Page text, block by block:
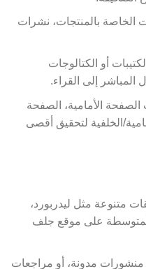
الخاصة بالمنتجات، نشرات
أو الكتالوجات
إلى القراء.
الصفحة الأمامية، الصفحة
الخلفية لتحقيق أقصى
متنوعة مثل ليدربورد،
على موقع جلف
منشورات مدونة، أو مراجعات